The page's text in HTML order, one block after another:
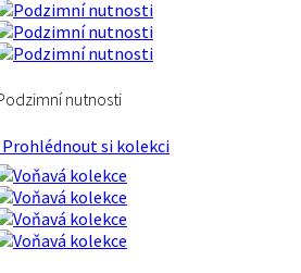
nutnosti
si kolekci